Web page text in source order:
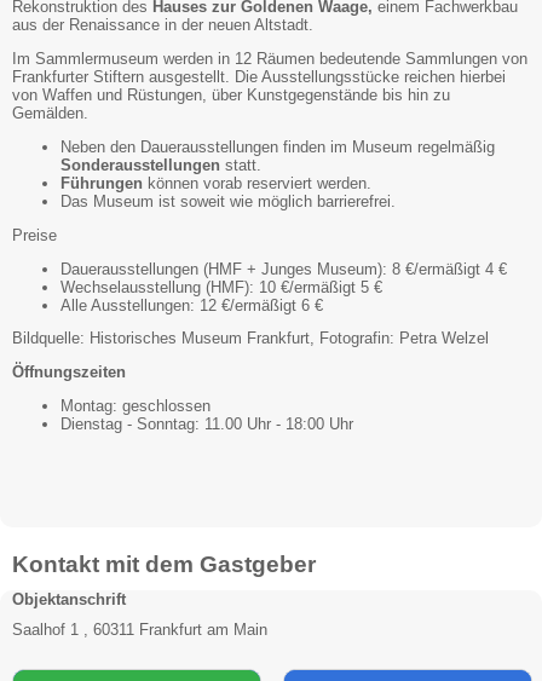
Rekonstruktion des Hauses zur Goldenen Waage, einem Fachwerkbau
aus der Renaissance in der neuen Altstadt.
Im Sammlermuseum werden in 12 Räumen bedeutende Sammlungen von
Frankfurter Stiftern ausgestellt. Die Ausstellungsstücke reichen hierbei
von Waffen und Rüstungen, über Kunstgegenstände bis hin zu
Gemälden.
Neben den Dauerausstellungen finden im Museum regelmäßig
Sonderausstellungen statt.
Führungen können vorab reserviert werden.
Das Museum ist soweit wie möglich barrierefrei.
Preise
Dauerausstellungen (HMF + Junges Museum): 8 €/ermäßigt 4 €
Wechselausstellung (HMF): 10 €/ermäßigt 5 €
Alle Ausstellungen: 12 €/ermäßigt 6 €
Bildquelle: Historisches Museum Frankfurt, Fotografin: Petra Welzel
Öffnungszeiten
Montag: geschlossen
Dienstag - Sonntag: 11.00 Uhr - 18:00 Uhr
Kontakt mit dem Gastgeber
Objektanschrift
Saalhof 1 , 60311 Frankfurt am Main